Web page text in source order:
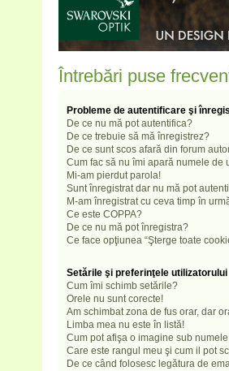
Întrebări puse
Probleme de autentificare şi
De ce nu mă pot autentifica?
De ce trebuie să mă înregistrez?
De ce sunt scos afară din forum
Cum fac să nu îmi apară numele de
Mi-am pierdut parola!
Sunt înregistrat dar nu mă pot
M-am înregistrat cu ceva timp în
Ce este COPPA?
De ce nu mă pot înregistra?
Ce face opţiunea “Şterge toate
Setările şi preferinţele utilizatorului
Cum îmi schimb setările?
Orele nu sunt corecte!
Am schimbat zona de fus orar, dar
Limba mea nu este în listă!
Cum pot afişa o imagine sub
Care este rangul meu şi cum il pot
De ce când folosesc legătura de